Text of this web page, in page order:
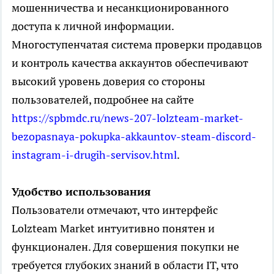
мошенничества и несанкционированного
доступа к личной информации.
Многоступенчатая система проверки продавцов
и контроль качества аккаунтов обеспечивают
высокий уровень доверия со стороны
пользователей, подробнее на сайте
https://spbmdc.ru/news-207-lolzteam-market-
bezopasnaya-pokupka-akkauntov-steam-discord-
instagram-i-drugih-servisov.html.
Удобство использования
Пользователи отмечают, что интерфейс
Lolzteam Market интуитивно понятен и
функционален. Для совершения покупки не
требуется глубоких знаний в области IT, что